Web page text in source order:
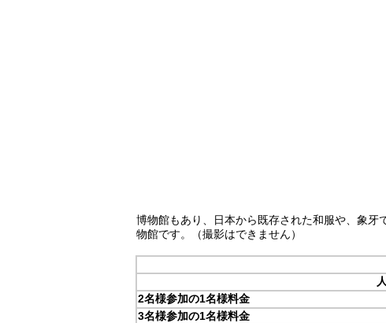
博物館もあり、日本から既存された和服や、象
物館です。（撮影はできません）
2名様参加の1名様料金
3名様参加の1名様料金